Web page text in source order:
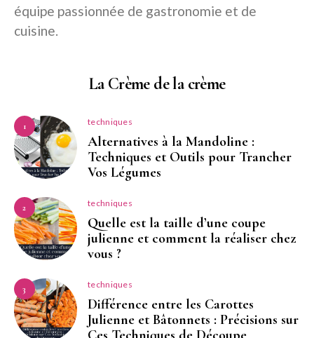
équipe passionnée de gastronomie et de
cuisine.
La Crème de la crème
1 techniques
Alternatives à la Mandoline :
Techniques et Outils pour Trancher
Vos Légumes
2 techniques
Quelle est la taille d’une coupe
julienne et comment la réaliser chez
vous ?
3 techniques
Différence entre les Carottes
Julienne et Bâtonnets : Précisions sur